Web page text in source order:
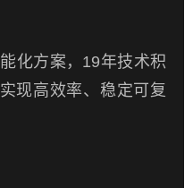
化方案，19年技术积
现高效率、稳定可复